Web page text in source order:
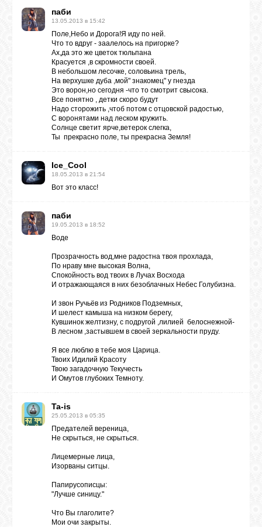
паби
13.05.2013 в 15:42
Поле,Небо и Дорога!Я иду по ней.
Что то вдруг - заалелось на пригорке?
Ах,да это же цветок тюльпана
Красуется ,в скромности своей.
В небольшом лесочке, соловьина трель,
На верхушке дуба ,мой" знакомец" у гнезда
Это ворон,но сегодня -что то смотрит свысока.
Все понятно , детки скоро будут
Надо сторожить ,чтоб потом с отцовской радостью,
С воронятами над леском кружить.
Солнце светит ярче,ветерок слегка,
Ты прекрасно поле, ты прекрасна Земля!
Ice_Cool
18.05.2013 в 21:54
Вот это класс!
паби
19.05.2013 в 18:52
Воде
Прозрачность вод,мне радостна твоя прохлада,
По нраву мне высокая Волна,
Спокойность вод твоих в Лучах Восхода
И отражающаяся в них безоблачных Небес Голубизна.
И звон Ручьёв из Родников Подземных,
И шелест камыша на низком берегу,
Кувшинок желтизну, с подругой ,лилией белоснежной-
В лесном ,застывшем в своей зеркальности пруду.
Я все люблю в тебе моя Царица.
Твоих Идилий Красоту
Твою загадочную Текучесть
И Омутов глубоких Темноту.
Ta-is
25.05.2013 в 05:35
Предателей вереница,
Не скрыться, не скрыться.
Лицемерные лица,
Изорваны ситцы.
Папирусописцы:
"Лучше синицу."
Что Вы глаголите?
Мои очи закрыты.